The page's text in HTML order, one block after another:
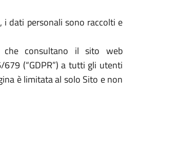
i dati personali sono raccolti e
consultano il sito web
(“GDPR”) a tutti gli utenti
è limitata al solo Sito e non